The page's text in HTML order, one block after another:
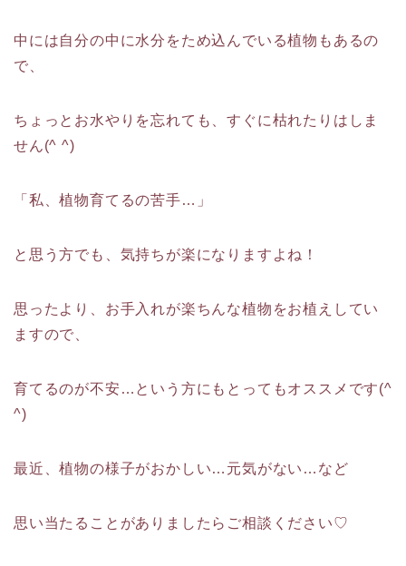
中には自分の中に水分をため込んでいる植物もあるの
で、
ちょっとお水やりを忘れても、すぐに枯れたりはしま
せん(^ ^)
「私、植物育てるの苦手…」
と思う方でも、気持ちが楽になりますよね！
思ったより、お手入れが楽ちんな植物をお植えしてい
ますので、
育てるのが不安…という方にもとってもオススメです(^
^)
最近、植物の様子がおかしい…元気がない…など
思い当たることがありましたらご相談ください♡